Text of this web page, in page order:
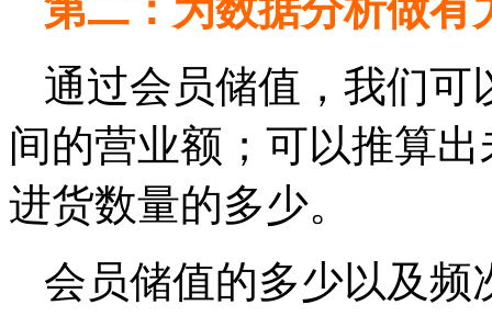
通过会员储值，我们可
间的营业额；可以推算
进货数量的多少。
会员储值的多少以及频